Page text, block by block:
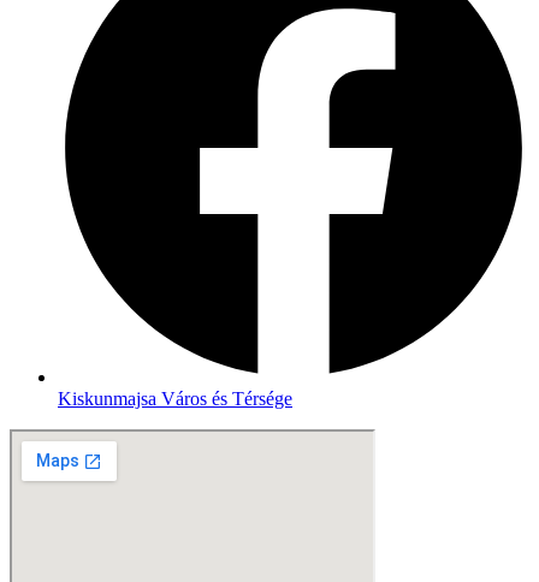
Kiskunmajsa Város és Térsége